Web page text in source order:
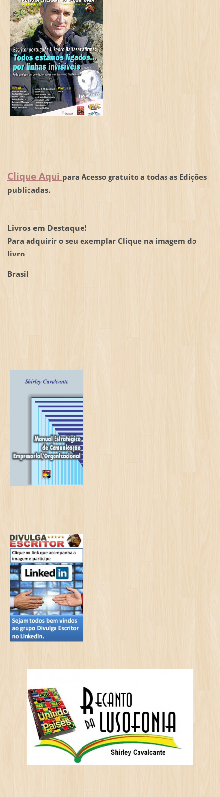
Clique Aqui para Acesso gratuito a todas as Edições
publicadas.
Livros em Destaque!
Para adquirir o seu exemplar Clique na imagem do
livro
Brasil